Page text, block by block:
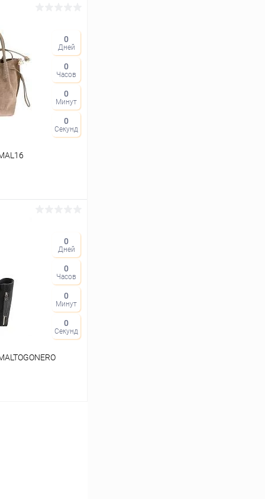
0
Дней
0
Часов
0
Минут
0
Секунд
0
Дней
0
Часов
0
Минут
0
Секунд